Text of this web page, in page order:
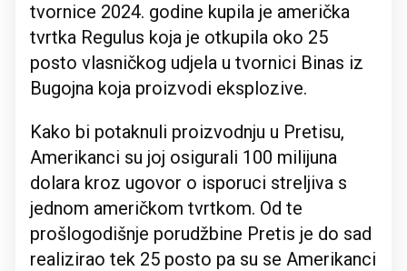
tvornice 2024. godine kupila je američka
tvrtka Regulus koja je otkupila oko 25
posto vlasničkog udjela u tvornici Binas iz
Bugojna koja proizvodi eksplozive.
Kako bi potaknuli proizvodnju u Pretisu,
Amerikanci su joj osigurali 100 milijuna
dolara kroz ugovor o isporuci streljiva s
jednom američkom tvrtkom. Od te
prošlogodišnje porudžbine Pretis je do sad
realizirao tek 25 posto pa su se Amerikanci